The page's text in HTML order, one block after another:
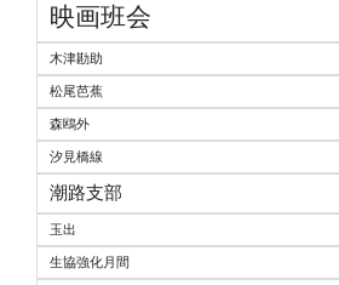
映画班会
木津勘助
松尾芭蕉
森鴎外
汐見橋線
潮路支部
玉出
生協強化月間